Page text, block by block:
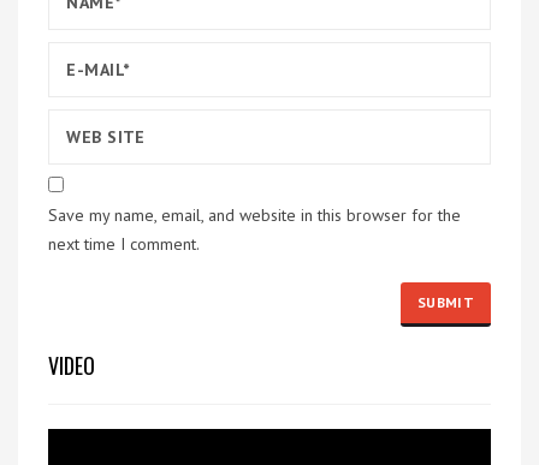
Save my name, email, and website in this browser for the
next time I comment.
VIDEO